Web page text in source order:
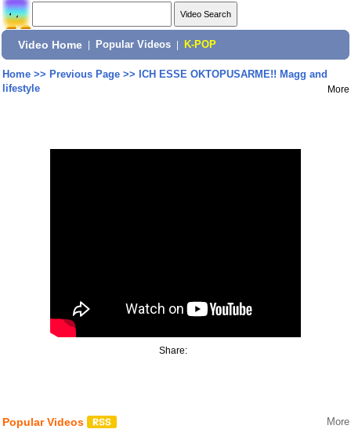
Video Home Popular Videos K-POP
Home>> Previous Page>> ICH ESSE OKTOPUSARME!! Magg and
lifestyle
More
Share:
Popular Videos More